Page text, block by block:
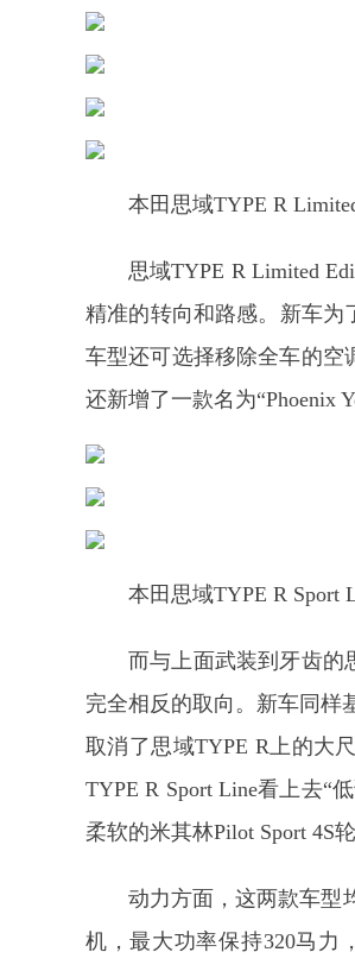
本田思域TYPE R
思域TYPE R Limited
精准的转向和路感。新车为
车型还可选择移除全车的空
还新增了一款名为“Phoenix
本田思域TYPE R Sport
而与上面武装到牙齿的
完全相反的取向。新车同样
取消了思域TYPE R上的大
TYPE R Sport Line看上去“
柔软的米其林Pilot Sport 4S
动力方面，这两款车型
机，最大功率保持320马力